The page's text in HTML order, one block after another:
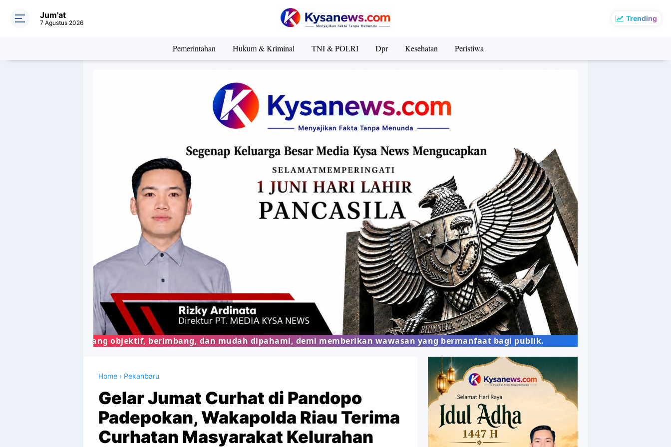
Trending
Jum'at
7 Agustus 2026
Pemerintahan Hukum & Kriminal TNI & POLRI Dpr Kesehatan Peristiwa
yang objektif, berimbang, dan mudah dipahami, demi memberikan wawasan yang bermanfaat bagi publik.
Home › Pekanbaru
Gelar Jumat Curhat di Pandopo
Padepokan, Wakapolda Riau Terima
Curhatan Masyarakat Kelurahan